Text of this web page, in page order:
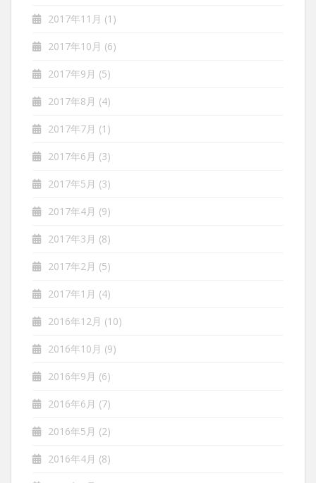
2017年11月 (1)
2017年10月 (6)
2017年9月 (5)
2017年8月 (4)
2017年7月 (1)
2017年6月 (3)
2017年5月 (3)
2017年4月 (9)
2017年3月 (8)
2017年2月 (5)
2017年1月 (4)
2016年12月 (10)
2016年10月 (9)
2016年9月 (6)
2016年6月 (7)
2016年5月 (2)
2016年4月 (8)